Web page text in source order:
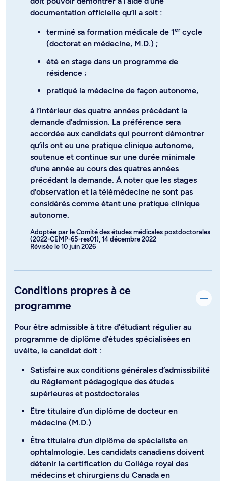
documentation officielle qu’il a soit :
terminé sa formation médicale de 1ercycle
(doctorat en médecine, M.D.) ;
été en stage dans un programme de
résidence ;
pratiqué la médecine de façon autonome,
à l’intérieur des quatre années précédant la
demande d’admission. La préférence sera
accordée aux candidats qui pourront démontrer
qu’ils ont eu une pratique clinique autonome,
soutenue et continue sur une durée minimale
d’une année au cours des quatres années
précédant la demande. À noter que les stages
d’observation et la télémédecine ne sont pas
considérés comme étant une pratique clinique
autonome.
Adoptée par le Comité des études médicales postdoctorales
(2022-CEMP-65-res01), 14 décembre 2022
Révisée le 10 juin 2026
Conditions propres à ce
programme
Pour être admissible à titre d’étudiant régulier au
programme de diplôme d’études spécialisées en
uvéite, le candidat doit :
Satisfaire aux conditions générales d’admissibilité
du Règlement pédagogique des études
supérieures et postdoctorales
Être titulaire d’un diplôme de docteur en
médecine (M.D.)
Être titulaire d’un diplôme de spécialiste en
ophtalmologie. Les candidats canadiens doivent
détenir la certification du Collège royal des
médecins et chirurgiens du Canada en